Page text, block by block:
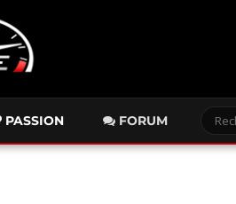
PASSION FORUM